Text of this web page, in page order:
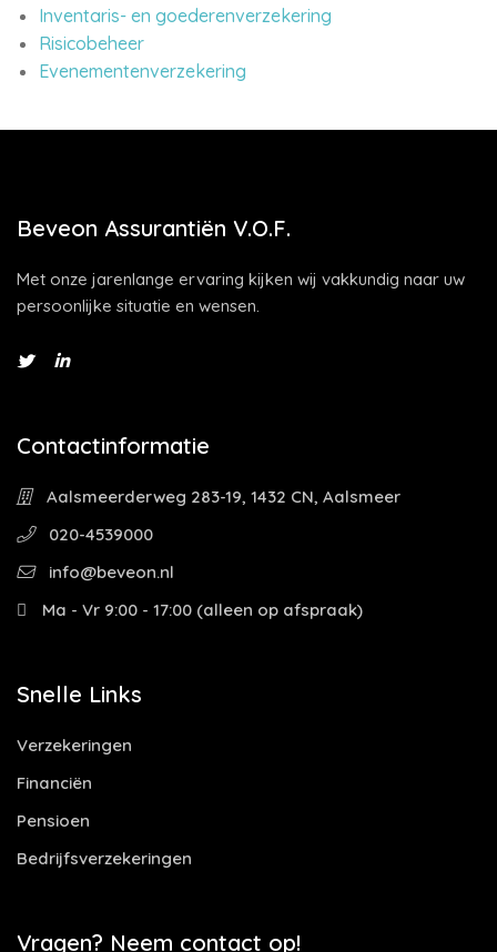
Inventaris- en goederenverzekering
Risicobeheer
Evenementenverzekering
Beveon Assurantiën V.O.F.
Met onze jarenlange ervaring kijken wij vakkundig naar uw
persoonlijke situatie en wensen.
Contactinformatie
Aalsmeerderweg 283-19, 1432 CN, Aalsmeer
020-4539000
info@beveon.nl
Ma - Vr 9:00 - 17:00 (alleen op afspraak)
Snelle Links
Verzekeringen
Financiën
Pensioen
Bedrijfsverzekeringen
Vragen? Neem contact op!